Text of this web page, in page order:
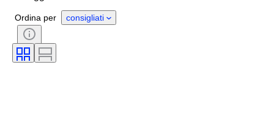
Accessori
Regione vinicola
Denominazione del vino / Classificazione
Vitigni
Ordina per consigliati